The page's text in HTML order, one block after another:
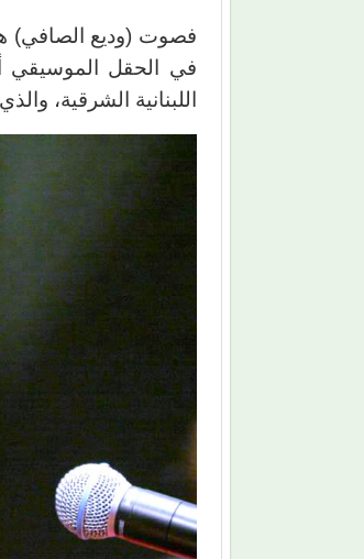
فصوت (وديع الصافي) هو
في الحقل الموسيقي
اللبنانية الشرقية،